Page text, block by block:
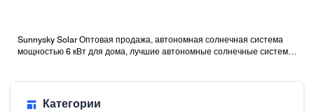
Sunnysky Solar Оптовая продажа, автономная солнечная система
мощностью 6 кВт для дома, лучшие автономные солнечные системы
Категории